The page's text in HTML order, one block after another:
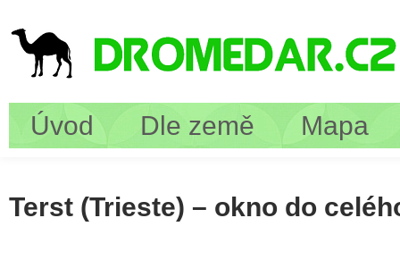
Úvod Dle země Mapa
Terst (Trieste) – okno do